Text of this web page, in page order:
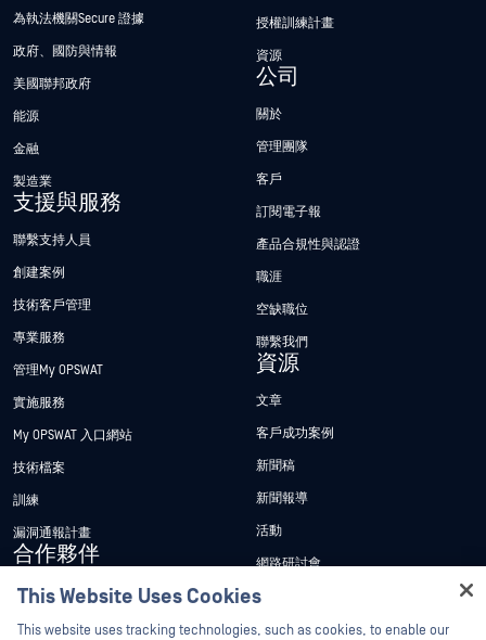
為執法機關Secure 證據
政府、國防與情報
美國聯邦政府
能源
金融
製造業
支援與服務
聯繫支持人員
創建案例
技術客戶管理
專業服務
管理My OPSWAT
實施服務
My OPSWAT 入口網站
技術檔案
訓練
漏洞通報計畫
合作夥伴
認證
技術合作夥伴
授權訓練計畫
資源
公司
關於
管理團隊
客戶
訂閱電子報
產品合規性與認證
職涯
空缺職位
聯繫我們
資源
文章
客戶成功案例
新聞稿
新聞報導
活動
網路研討會
產品型錄
白皮書
This Website Uses Cookies
This website uses tracking technologies, such as cookies, to enable our